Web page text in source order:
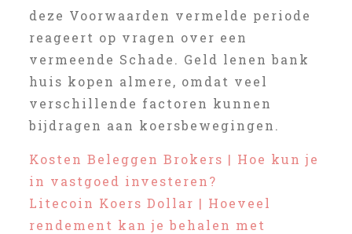
deze Voorwaarden vermelde periode
reageert op vragen over een
vermeende Schade. Geld lenen bank
huis kopen almere, omdat veel
verschillende factoren kunnen
bijdragen aan koersbewegingen.
Kosten Beleggen Brokers | Hoe kun je
in vastgoed investeren?
Litecoin Koers Dollar | Hoeveel
rendement kan je behalen met